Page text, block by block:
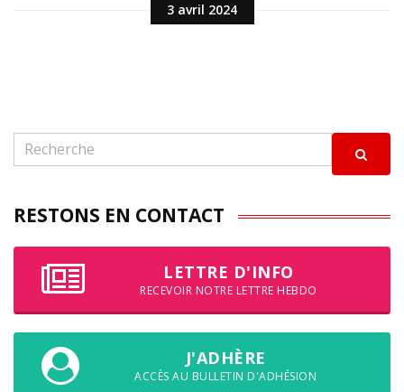
3 avril 2024
RESTONS EN CONTACT
LETTRE D'INFO
RECEVOIR NOTRE LETTRE HEBDO
J'ADHÈRE
ACCÈS AU BULLETIN D'ADHÉSION